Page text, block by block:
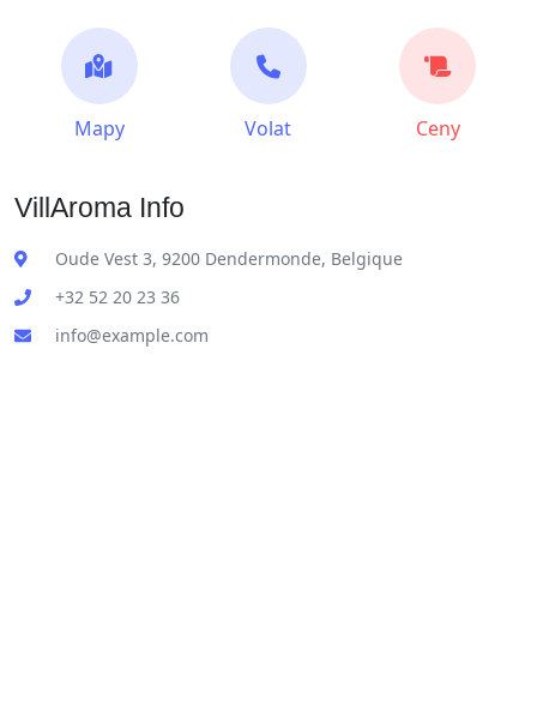
Mapy Volat Ceny
VillAroma Info
Oude Vest 3, 9200 Dendermonde, Belgique
+32 52 20 23 36
info@example.com